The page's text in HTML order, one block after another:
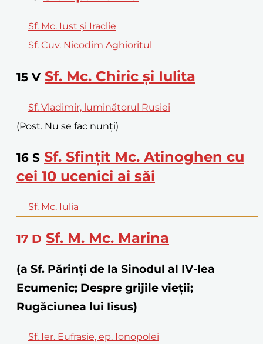
Sf. Mc. Iust și Iraclie
Sf. Cuv. Nicodim Aghioritul
15 V Sf. Mc. Chiric și Iulita
Sf. Vladimir, luminătorul Rusiei
(Post. Nu se fac nunți)
16 S Sf. Sfințit Mc. Atinoghen cu
cei 10 ucenici ai săi
Sf. Mc. Iulia
17 D Sf. M. Mc. Marina
(a Sf. Părinţi de la Sinodul al IV-lea
Ecumenic; Despre grijile vieții;
Rugăciunea lui Iisus)
Sf. Ier. Eufrasie, ep. Ionopolei